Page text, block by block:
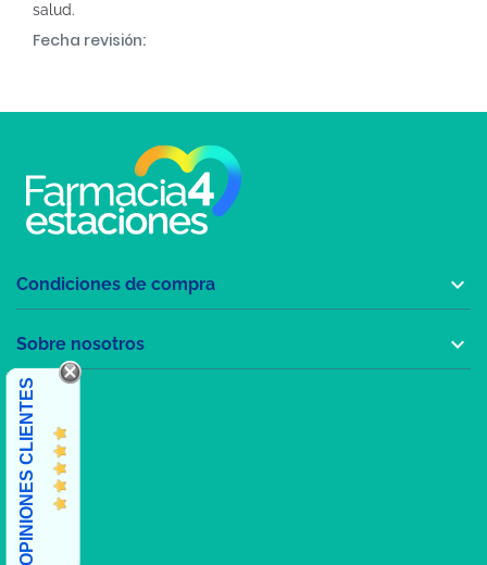
salud.
Fecha revisión:
Condiciones de compra 
Sobre nosotros 
OPINIONES CLIENTES